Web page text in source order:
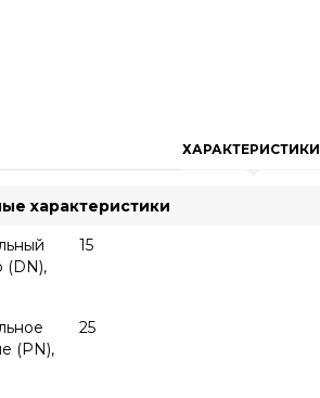
ХАРАКТЕРИСТИКИ
характеристики
(DN),
15
(PN),
25